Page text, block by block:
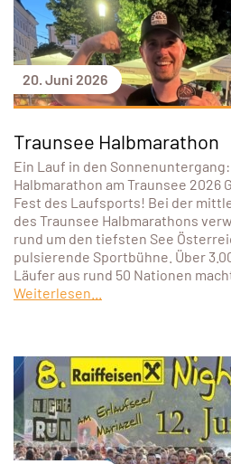
20. Juni 2026
Traunsee Halbmarathon
Ein Lauf in den
Halbmarathon am Traunsee 2026
Fest des Laufsports! Bei der
des Traunsee Halbmarathons
rund um den tiefsten See
pulsierende Sportbühne. Über
Läufer aus rund 50 Nationen
Weiterlesen...